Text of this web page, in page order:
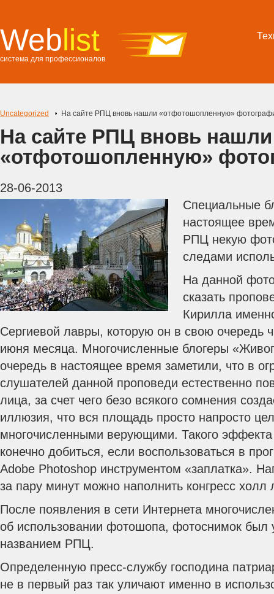
Weblist
система для профессионалов
Uncategorized На сайте РПЦ вновь нашли «отфотошопленную»
На сайте РПЦ вновь нашли
«отфотошопленную»
28-06-2013
Специальные
настоящее
РПЦ некую
следами
На данной
сказать
Кирилла
Сергиевой лавры, которую он в свою очередь
июня месяца. Многочисленные блогеры
очередь в настоящее время заметили, что в
слушателей данной проповеди естественно
лица, за счет чего безо всякого сомнения
иллюзия, что вся площадь просто напросто
многочисленными верующими. Такого
конечно добиться, если воспользоваться в
Adobe Photoshop инструментом «заплатка».
за пару минут можно наполнить конгресс
После появления в сети Интернета
об использовании фотошопа, фотоснимок был
названием РПЦ.
Определенную пресс-службу господина
не в первый раз так уличают именно в